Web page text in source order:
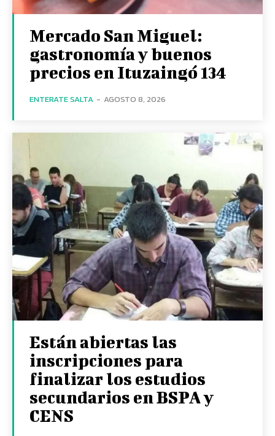
Mercado San Miguel:
gastronomía y buenos
precios en Ituzaingó 134
ENTERATE SALTA - AGOSTO 8, 2026
Están abiertas las
inscripciones para
finalizar los estudios
secundarios en BSPA y
CENS